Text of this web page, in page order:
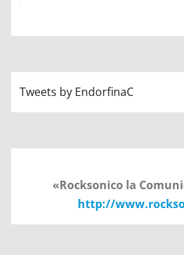
Tweets by EndorfinaC
«Rocksonico la
http://